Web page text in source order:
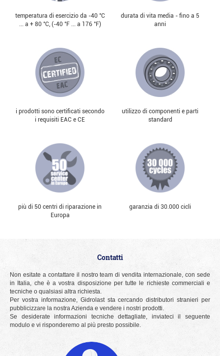
temperatura di esercizio da -40 °С
... a + 80 °С, (-40 °F ... a 176 °F)
durata di vita media - fino a 5
anni
i prodotti sono certificati secondo
i requisiti EAC e CE
utilizzo di componenti e parti
standard
più di 50 centri di riparazione in
Europa
garanzia di 30.000 cicli
Contatti
Non esitate a contattare il nostro team di vendita internazionale, con sede
in Italia, che è a vostra disposizione per tutte le richieste commerciali e
tecniche o qualsiasi altra richiesta.
Per vostra informazione, Gidrolast sta cercando distributori stranieri per
pubblicizzare la nostra Azienda e vendere i nostri prodotti.
Se desiderate informazioni tecniche dettagliate, inviateci il seguente
modulo e vi risponderemo al più presto possibile.